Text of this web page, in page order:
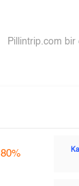
Pillintrip.com
80%